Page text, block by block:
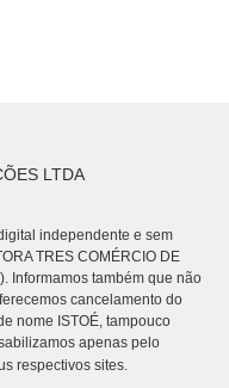
LTDA
independente e sem
TRES COMÉRCIO DE
Informamos também que não
cancelamento do
nome ISTOÉ, tampouco
apenas pelo
respectivos sites.